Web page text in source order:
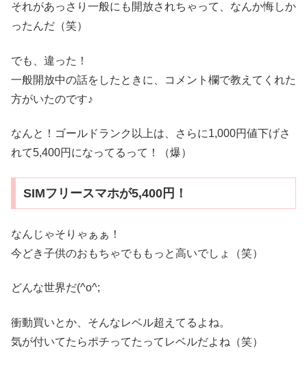
それがあっさり一般にも開放されちゃって、なんか悔しか
ったんだ（笑）
でも、違った！
一般開放中の話をしたときに、コメント欄で教えてくれた
方がいたのです♪
なんと！ゴールドランク以上は、さらに1,000円値下げさ
れて5,400円になってるって！（爆）
SIMフリースマホが5,400円！
なんじゃそりゃぁぁ！
今どき子供のおもちゃでももっと高いでしょ（笑）
どんな世界だ(^o^;
衝動買いとか、そんなレベル超えてるよね。
気が付いてたらポチってたってレベルだよね（笑）